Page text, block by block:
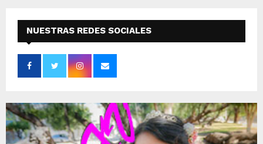
NUESTRAS REDES SOCIALES